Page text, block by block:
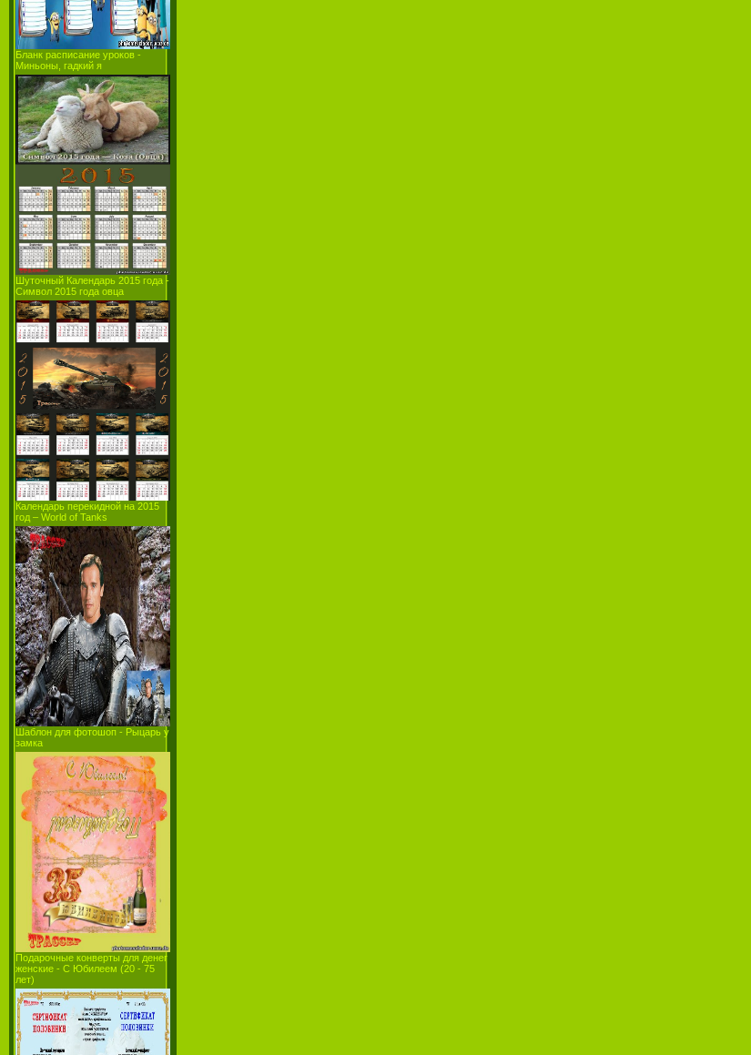
Бланк расписание уроков -
Миньоны, гадкий я
Шуточный Календарь 2015 года -
Символ 2015 года овца
Календарь перекидной на 2015
год – World of Tanks
Шаблон для фотошоп - Рыцарь у
замка
Подарочные конверты для денег
женские - С Юбилеем (20 - 75
лет)